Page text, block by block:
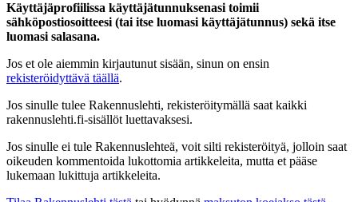
Käyttäjäprofiilissa käyttäjätunnuksenasi toimii
sähköpostiosoitteesi (tai itse luomasi käyttäjätunnus) sekä itse
luomasi salasana.
Jos et ole aiemmin kirjautunut sisään, sinun on ensin
rekisteröidyttävä täällä.
Jos sinulle tulee Rakennuslehti, rekisteröitymällä saat kaikki
rakennuslehti.fi-sisällöt luettavaksesi.
Jos sinulle ei tule Rakennuslehteä, voit silti rekisteröityä, jolloin saat
oikeuden kommentoida lukottomia artikkeleita, mutta et pääse
lukemaan lukittuja artikkeleita.